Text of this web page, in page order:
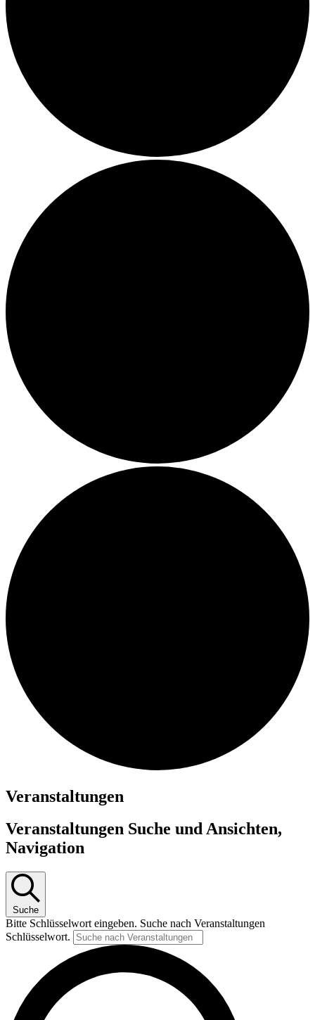
Veranstaltungen
Veranstaltungen Suche und Ansichten,
Navigation
Suche
Bitte Schlüsselwort eingeben. Suche nach Veranstaltungen
Schlüsselwort.